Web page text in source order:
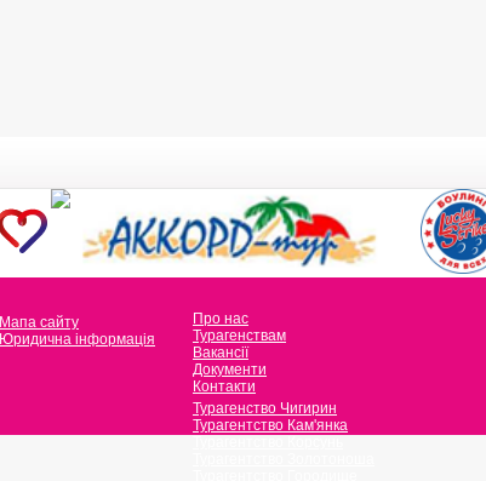
Мапа сайту
Юридична інформація
Про нас
Турагенствам
Вакансії
Документи
Контакти
Турагенство Чигирин
Турагентство Кам'янка